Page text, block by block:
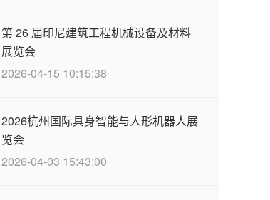
第 26 届印尼建筑工程机械设备及材料
展览会
2026-04-15 10:15:38
2026杭州国际具身智能与人形机器人展
览会
2026-04-03 15:43:00